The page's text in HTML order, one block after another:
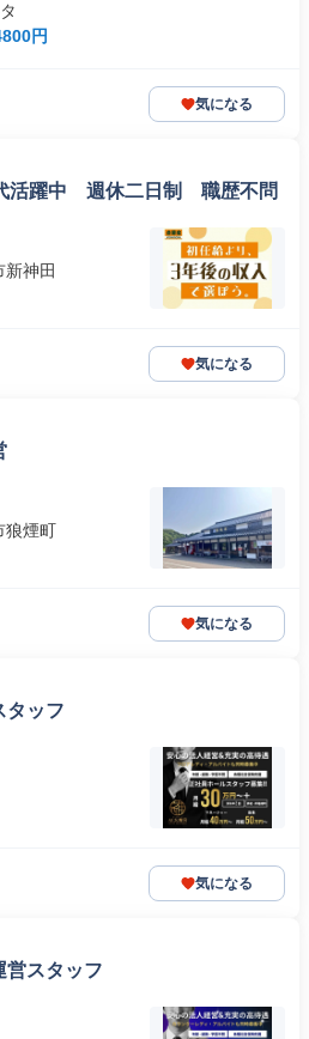
円
気になる
躍中 週休二日制 職歴不問
神田
気になる
狼煙町
気になる
タッフ
気になる
営スタッフ